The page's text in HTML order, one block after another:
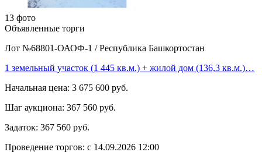
13 фото
Объявленные торги
Лот №68801-ОАОФ-1 / Республика Башкортостан
1 земельный участок (1 445 кв.м.) + жилой дом (136,3 кв.м.)…
Начальная цена: 3 675 600 руб.
Шаг аукциона: 367 560 руб.
Задаток: 367 560 руб.
Проведение торгов: с 14.09.2026 12:00